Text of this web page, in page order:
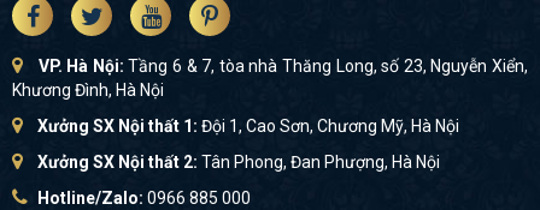
VP. Hà Nội:Tầng 6 & 7, tòa nhà Thăng Long, số 23, Nguyễn Xiển,
Khương Đình, Hà Nội
Xưởng SX Nội thất 1: Đội 1, Cao Sơn, Chương Mỹ, Hà Nội
Xưởng SX Nội thất 2: Tân Phong, Đan Phượng, Hà Nội
Hotline/Zalo: 0966 885 000